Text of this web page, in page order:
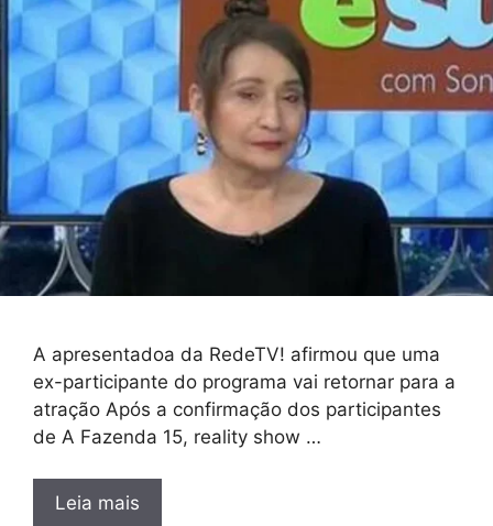
A apresentadoa da RedeTV! afirmou que uma
ex-participante do programa vai retornar para a
atração Após a confirmação dos participantes
de A Fazenda 15, reality show …
Leia mais